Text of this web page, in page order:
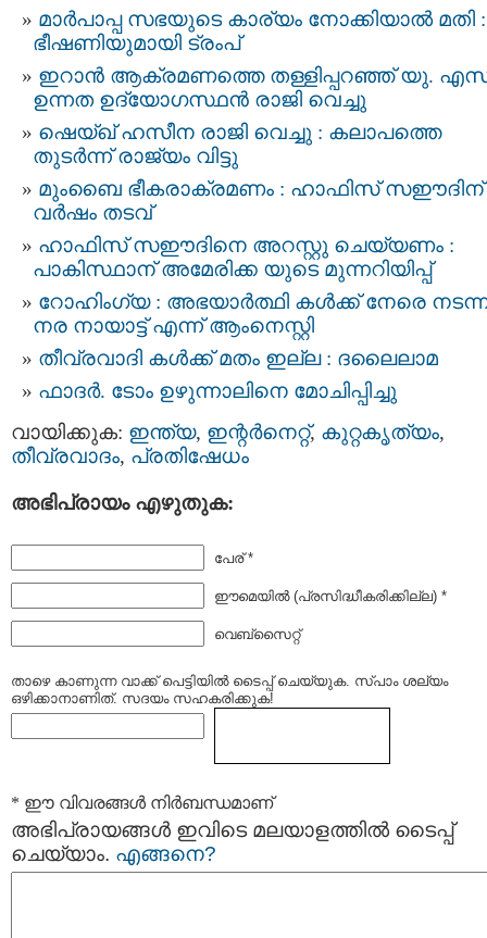
മാർപാപ്പ സഭയുടെ കാര്യം നോക്കിയാൽ മതി :
ഭീഷണിയുമായി ട്രംപ്
ഇറാന്‍ ആക്രമണത്തെ തള്ളിപ്പറഞ്ഞ് യു.
ഉന്നത ഉദ്യോഗസ്ഥൻ രാജി വെച്ചു
ഷെയ്ഖ്‌ ഹസീന രാജി വെച്ചു : കലാപത്തെ
തുടർന്ന് രാജ്യം വിട്ടു
മുംബൈ ഭീകരാക്രമണം : ഹാഫിസ് സഈദിന്
വര്‍ഷം തടവ്
ഹാഫിസ് സഈദിനെ അറസ്റ്റു ചെയ്യണം :
പാകിസ്ഥാന് അമേരിക്ക യുടെ മുന്നറിയിപ്പ്
റോഹിംഗ്യ : അഭയാര്‍ത്ഥി കള്‍ക്ക് നേരെ
നര നായാട്ട് എന്ന് ആംനെസ്റ്റി
തീവ്രവാദി കള്‍ക്ക് മതം ഇല്ല : ദലൈലാമ
ഫാദര്‍. ടോം ഉഴുന്നാലിനെ മോചിപ്പിച്ചു
വായിക്കുക: ഇന്ത്യ, ഇന്റര്‍നെറ്റ്‌, കുറ്റകൃത്യം,
തീവ്രവാദം, പ്രതിഷേധം
അഭിപ്രായം എഴുതുക:
പേര് *
ഈമെയില്‍ (പ്രസിദ്ധീകരിക്കില്ല) *
വെബ്സൈറ്റ്
താഴെ കാണുന്ന വാക്ക് പെട്ടിയില്‍ ടൈപ്പ്‌ ചെയ്യുക. സ്പാം ശല്യം
ഒഴിക്കാനാണിത്. സദയം സഹകരിക്കുക!
* ഈ വിവരങ്ങള്‍ നിര്‍ബന്ധമാണ്
അഭിപ്രായങ്ങള്‍ ഇവിടെ മലയാളത്തില്‍ ടൈപ്പ്
ചെയ്യാം. എങ്ങനെ?